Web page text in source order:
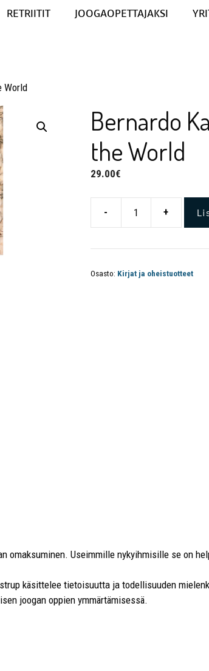
RETRIITIT JOOGAOPETTAJAKSI
World
Bernardo
the World
29.00€
- +
Osasto: Kirjat ja oheistuotteet
omaksuminen. Useimmille nykyihmisille se on
käsittelee tietoisuutta ja todellisuuden
joogan oppien ymmärtämisessä.